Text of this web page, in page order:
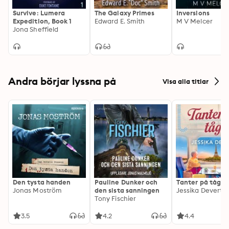
The Lumera Expedition series takes readers to a
breathtaking planet caught up in humanity's ancient
problems. Exciting, fast-paced, and profound, it
illuminates the journey of colonizing a dangerous, yet
Survive: Lumera
Expedition, Book 1
Jona Sheffield
The Galaxy Primes
Edward E. Smith
Inversions
M V Melcer
Andra börjar lyssna på Visa alla titlar
Den tysta handen
Jonas Moström
3.5
Pauline Dunker och
den sista sanningen
Tony Fischier
4.2
Tanter på tåg
Jessika Devert
4.4